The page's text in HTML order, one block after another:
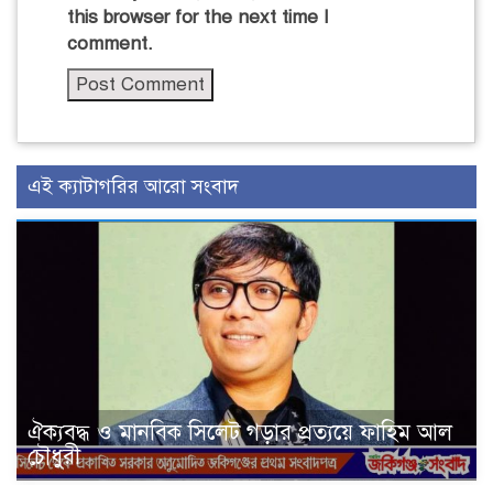
this browser for the next time I
comment.
এই ক্যাটাগরির আরো সংবাদ
ঐক্যবদ্ধ ও মানবিক সিলেট গড়ার প্রত্যয়ে ফাহিম আল
চৌধুরী